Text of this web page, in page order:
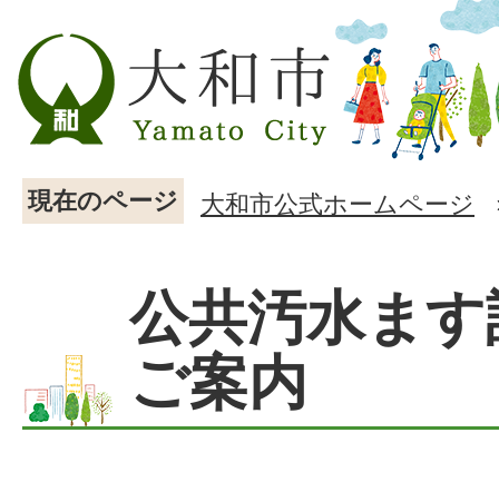
現在のページ 大和市公式ホームページ
公共汚水ま
ご案内